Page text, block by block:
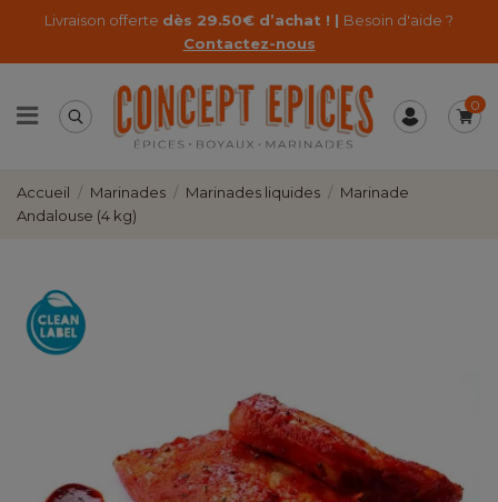
Livraison offerte dès 29.50€ d’achat ! | Besoin d'aide ?
Contactez-nous
0
Accueil Marinades Marinades liquides
Marinade
Andalouse (4 kg)